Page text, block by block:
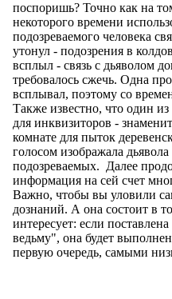
поспоришь? Точно как на
некоторого времени
подозреваемого человека
утонул - подозрения в
всплыл - связь с дьяволом
требовалось сжечь. Одна
всплывал, поэтому со
Также известно, что один из
для инквизиторов -
комнате для пыток
голосом изображала дьявола
подозреваемых. Далее
информация на сей счет
Важно, чтобы вы уловили
дознаний. А она состоит в
интересует: если
ведьму", она будет
первую очередь, самыми